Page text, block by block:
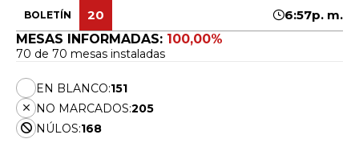
BOLETÍN 20
6:57p. m.
MESAS INFORMADAS: 100,00%
70 de 70 mesas instaladas
EN BLANCO:151
NO MARCADOS:205
NÚLOS:168